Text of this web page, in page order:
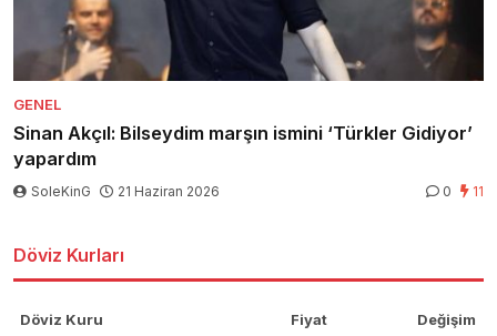
GENEL
Sinan Akçıl: Bilseydim marşın ismini ‘Türkler Gidiyor’
yapardım
SoleKinG 21 Haziran 2026 0 11
Döviz Kurları
Döviz Kuru Fiyat Değişim